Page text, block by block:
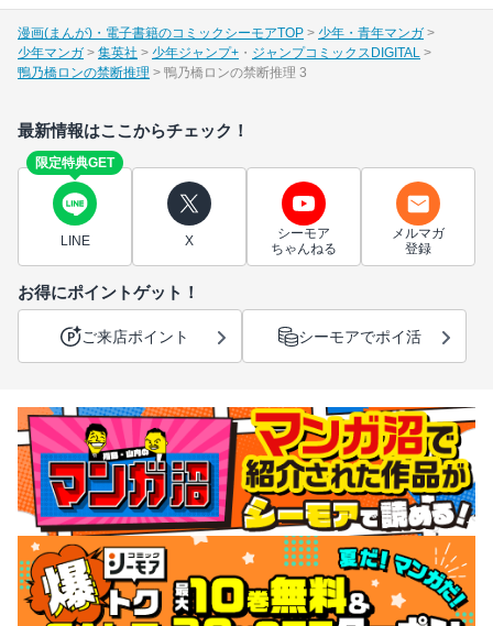
漫画(まんが)・電子書籍のコミックシーモアTOP
少年・青年マンガ
少年マンガ
集英社 少年ジャンプ+
ジャンプコミックスDIGITAL
鴨乃橋ロンの禁断推理
鴨乃橋ロンの禁断推理 3
最新情報はここからチェック！
限定特典GET
LINE X
シーモア
ちゃんねる
メルマガ
登録
お得にポイントゲット！
ご来店ポイント シーモアでポイ活